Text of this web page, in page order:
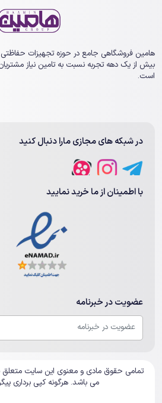
هامین فروشگاهی جامع در حوزه تجهیزات حفاظتی
بیش از یک ‏دهه تجربه نسبت به تامین نیاز
است.
در شبکه های مجازی مارا دنبال کنید
با اطمینان از ما خرید نمایید
عضویت در خبرنامه
تمامی حقوق مادی و معنوی این سایت
می باشد. هرگونه کپی برداری